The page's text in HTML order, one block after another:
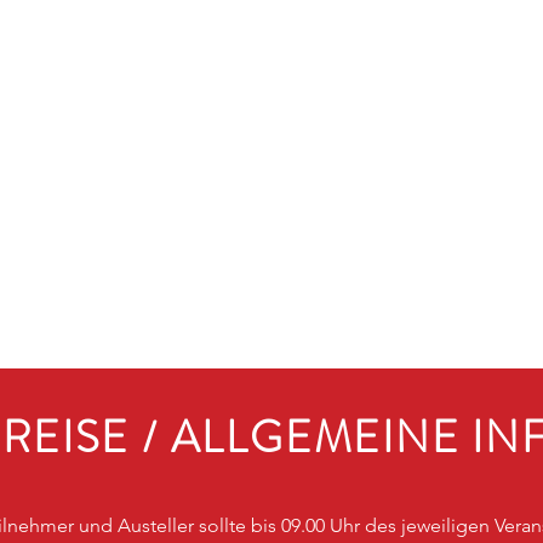
/ ALLGEMEINE
und Austeller sollte bis 09.00 Uhr des jeweiligen